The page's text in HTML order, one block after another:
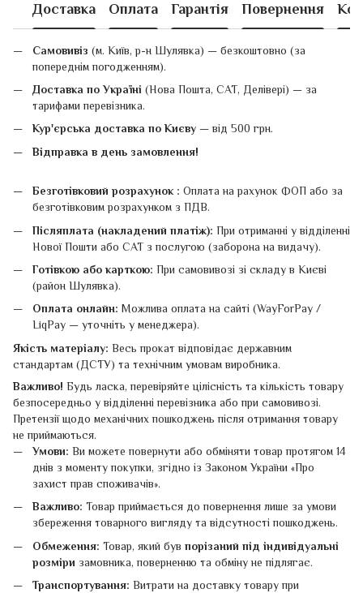
Доставка Оплата Гарантія Повернення
Самовивіз (м. Київ, р-н Шулявка) — безкоштовно (за
попереднім погодженням).
Доставка по Україні (Нова Пошта, САТ, Делівері) — за
тарифами перевізника.
Кур'єрська доставка по Києву — від 500 грн.
Відправка в день замовлення!
Безготівковий розрахунок : Оплата на рахунок ФОП або за
безготівковим розрахунком з ПДВ.
Післяплата (накладений платіж): При отриманні у відділенні
Нової Пошти або САТ з послугою (заборона на видачу).
Готівкою або карткою: При самовивозі зі складу в Києві
(район Шулявка).
Оплата онлайн: Можлива оплата на сайті (WayForPay /
LiqPay — уточніть у менеджера).
Якість матеріалу: Весь прокат відповідає державним
стандартам (ДСТУ) та технічним умовам виробника.
Важливо! Будь ласка, перевіряйте цілісність та кількість товару
безпосередньо у відділенні перевізника або при самовивозі.
Претензії щодо механічних пошкоджень після отримання товару
не приймаються.
Умови: Ви можете повернути або обміняти товар протягом 14
днів з моменту покупки, згідно із Законом України «Про
захист прав споживачів».
Важливо: Товар приймається до повернення лише за умови
збереження товарного вигляду та відсутності пошкоджень.
Обмеження: Товар, який був порізаний під індивідуальні
розміри замовника, поверненню та обміну не підлягає.
Транспортування: Витрати на доставку товару при